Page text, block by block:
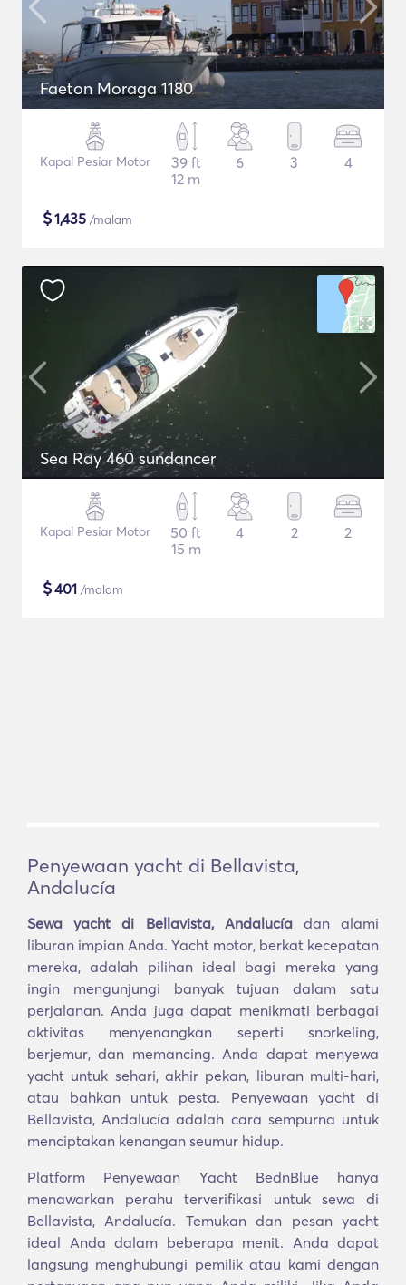
Faeton Moraga 1180
Kapal Pesiar Motor
39 ft
12 m
6 3 4
$1,435 /malam
Sea Ray 460 sundancer
Kapal Pesiar Motor
50 ft
15 m
4 2 2
$401 /malam
Penyewaan yacht di Bellavista,
Andalucía
Sewa yacht di Bellavista, Andalucíadan alami
liburan impian Anda. Yacht motor, berkat kecepatan
mereka, adalah pilihan ideal bagi mereka yang
ingin mengunjungi banyak tujuan dalam satu
perjalanan. Anda juga dapat menikmati berbagai
aktivitas menyenangkan seperti snorkeling,
berjemur, dan memancing. Anda dapat menyewa
yacht untuk sehari, akhir pekan, liburan multi-hari,
atau bahkan untuk pesta. Penyewaan yacht di
Bellavista, Andalucía adalah cara sempurna untuk
menciptakan kenangan seumur hidup.
Platform Penyewaan Yacht BednBlue hanya
menawarkan perahu terverifikasi untuk sewa di
Bellavista, Andalucía. Temukan dan pesan yacht
ideal Anda dalam beberapa menit. Anda dapat
langsung menghubungi pemilik atau kami dengan